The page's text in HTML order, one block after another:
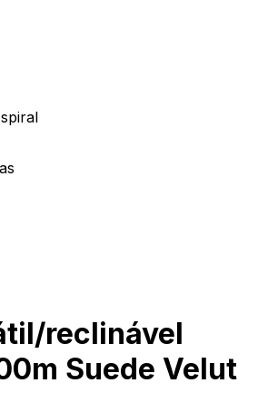
reclinável
Suede Velut